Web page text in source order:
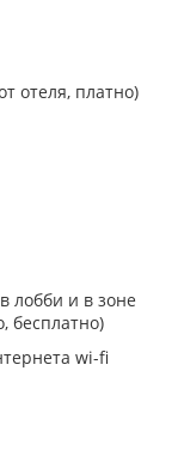
отеля, платно)
лобби и в зоне
бесплатно)
wi-fi